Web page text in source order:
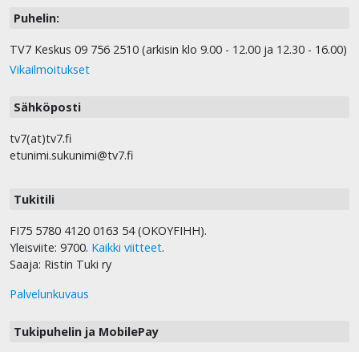
Puhelin:
TV7 Keskus 09 756 2510 (arkisin klo 9.00 - 12.00 ja 12.30 - 16.00)
Vikailmoitukset
Sähköposti
tv7(at)tv7.fi
etunimi.sukunimi@tv7.fi
Tukitili
FI75 5780 4120 0163 54 (OKOYFIHH).
Yleisviite: 9700. Kaikki viitteet.
Saaja: Ristin Tuki ry
Palvelunkuvaus
Tukipuhelin ja MobilePay